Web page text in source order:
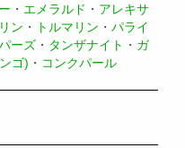
・ エメラルド ・ アレキサ
ン ・ トルマリン ・ パライ
ーズ ・ タンザナイト ・ ガ
ゴ) ・ コンクパール